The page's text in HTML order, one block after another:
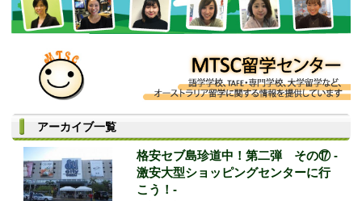
アーカイブ一覧
格安セブ島珍道中！第二弾 その⑰ -
激安大型ショッピングセンターに行
こう！-